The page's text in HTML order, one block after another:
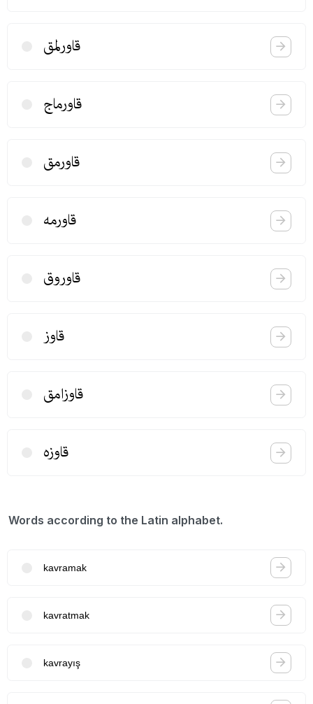
قاورلمق
قاورماج
قاورمق
قاورمه
قاوروق
قاوز
قاوزامق
قاوزه
Words according to the Latin alphabet.
kavramak
kavratmak
kavrayış